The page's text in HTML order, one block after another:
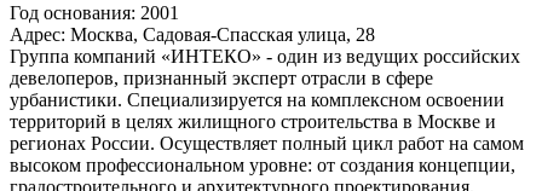
Год основания: 2001
Адрес: Москва, Садовая-Спасская улица, 28
Группа компаний «ИНТЕКО» - один из ведущих российских
девелоперов, признанный эксперт отрасли в сфере
урбанистики. Специализируется на комплексном освоении
территорий в целях жилищного строительства в Москве и
регионах России. Осуществляет полный цикл работ на самом
высоком профессиональном уровне: от создания концепции,
градостроительного и архитектурного проектирования,